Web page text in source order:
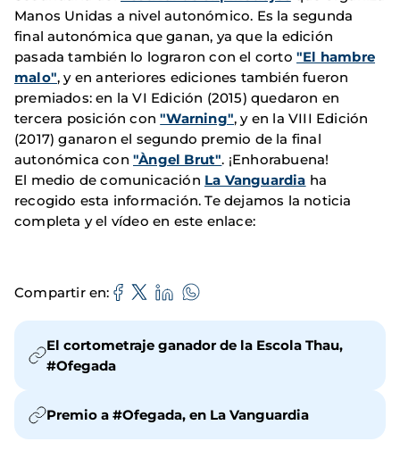
Manos Unidas a nivel autonómico. Es la segunda
final autonómica que ganan, ya que la edición
pasada también lo lograron con el corto"El hambre
malo", y en anteriores ediciones también fueron
premiados: en la VI Edición (2015) quedaron en
tercera posición con"Warning", y en la VIII Edición
(2017) ganaron el segundo premio de la final
autonómica con "Àngel Brut". ¡Enhorabuena!
El medio de comunicación La Vanguardia ha
recogido esta información. Te dejamos la noticia
completa y el vídeo en este enlace:
Compartir en
El cortometraje ganador de la Escola Thau,
#Ofegada
Premio a #Ofegada, en La Vanguardia